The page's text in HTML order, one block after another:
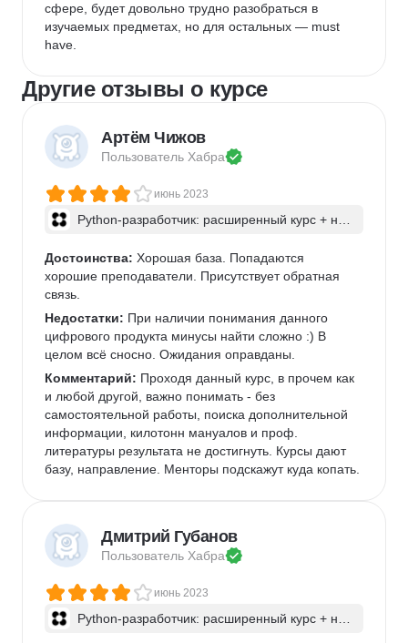
сфере, будет довольно трудно разобраться в
изучаемых предметах, но для остальных — must
have.
Другие отзывы о курсе
Артём Чижов
Пользователь Хабра
июнь 2023
Python-разработчик: расширенный курс + ней
Достоинства: Хорошая база. Попадаются
хорошие преподаватели. Присутствует обратная
связь.
Недостатки: При наличии понимания данного
цифрового продукта минусы найти сложно :) В
целом всё сносно. Ожидания оправданы.
Комментарий: Проходя данный курс, в прочем как
и любой другой, важно понимать - без
самостоятельной работы, поиска дополнительной
информации, килотонн мануалов и проф.
литературы результата не достигнуть. Курсы дают
базу, направление. Менторы подскажут куда копать.
Дмитрий Губанов
Пользователь Хабра
июнь 2023
Python-разработчик: расширенный курс + ней